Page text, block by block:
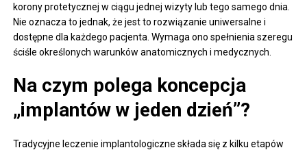
korony protetycznej w ciągu jednej wizyty lub tego samego dnia.
Nie oznacza to jednak, że jest to rozwiązanie uniwersalne i
dostępne dla każdego pacjenta. Wymaga ono spełnienia szeregu
ściśle określonych warunków anatomicznych i medycznych.
Na czym polega koncepcja
„implantów w jeden dzień”?
Tradycyjne leczenie implantologiczne składa się z kilku etapów